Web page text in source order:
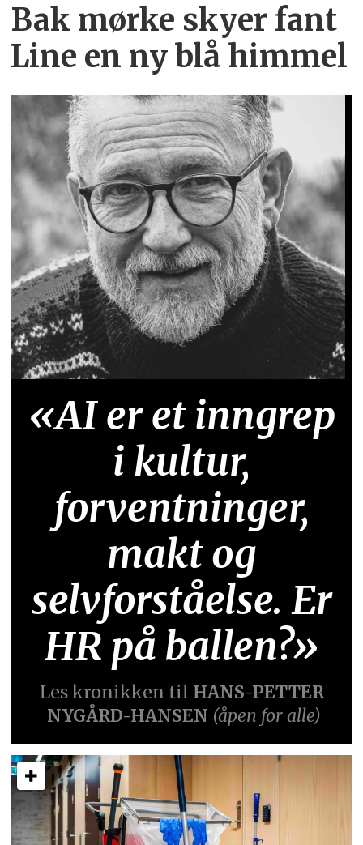
Bak mørke skyer fant
Line en ny blå himmel
«AI er et inngrep
i kultur,
forventninger,
makt og
selvforståelse. Er
HR på ballen?»
Les kronikken til HANS-PETTER
NYGÅRD-HANSEN (åpen for alle)